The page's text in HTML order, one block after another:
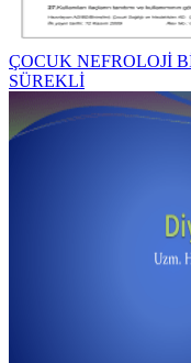
ÇOCUK NEFROLOJİ
SÜREKLİ